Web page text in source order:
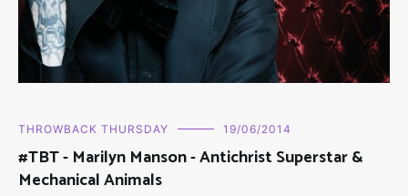
THROWBACK THURSDAY 19/06/2014
#TBT - Marilyn Manson - Antichrist Superstar &
Mechanical Animals